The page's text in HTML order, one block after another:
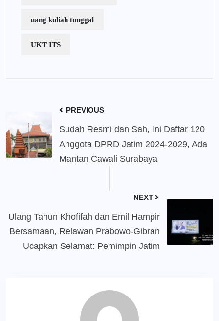
uang kuliah tunggal
UKT ITS
PREVIOUS
Sudah Resmi dan Sah, Ini Daftar 120
Anggota DPRD Jatim 2024-2029, Ada
Mantan Cawali Surabaya
NEXT
Ulang Tahun Khofifah dan Emil Hampir
Bersamaan, Relawan Prabowo-Gibran
Ucapkan Selamat: Pemimpin Jatim